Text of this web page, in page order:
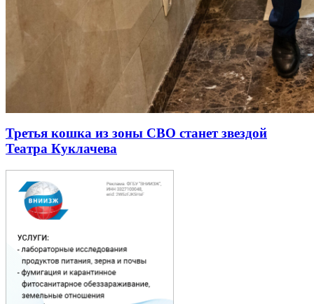
Третья кошка из зоны СВО станет звездой
Театра Куклачева